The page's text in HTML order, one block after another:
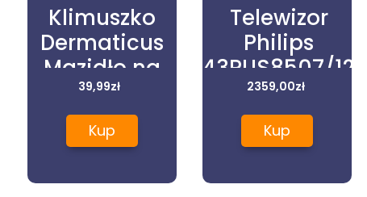
Klimuszko
Dermaticus
Mazidło na
skórę w
okolicy
stawów i
39,99zł
Kup
Telewizor
Philips
43PUS8507/12
2359,00zł
Kup